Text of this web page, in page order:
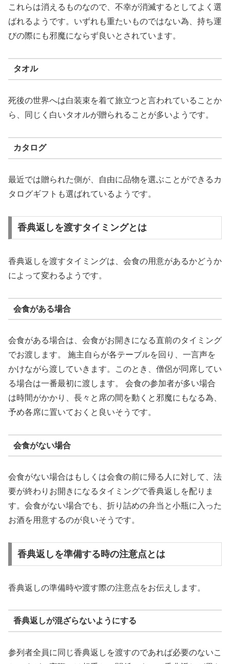
これらは消えるものなので、不幸が消滅するとしてよく選
ばれるようです。いずれも重たいものではない為、持ち運
びの際にも邪魔にならず良いとされています。
タオル
死後の世界へは白装束を着て旅立つと言われていることか
ら、同じく白いタオルが贈られることが多いようです。
カタログ
最近では贈られた側が、自由に品物を選ぶことができるカ
タログギフトも選ばれているようです。
香典返しを渡すタイミングとは
香典返しを渡すタイミングは、会食の用意があるかどうか
によって変わるようです。
会食がある場合
会食がある場合は、会食がお開きになる直前のタイミング
でお渡します。 施主自らが各テーブルを回り、一言声を
かけながら渡していきます。このとき、僧侶が同席してい
る場合は一番最初に渡します。 会食の参加者が多い場合
は時間がかかり、長々と席の間を動くと邪魔にもなる為、
予め各席に置いておくと良いそうです。
会食がない場合
会食がない場合はもしくは会食の前に帰る人に対して、法
要が終わりお開きになるタイミングで香典返しを配りま
す。会食がない場合でも、折り詰めの弁当と小瓶に入った
お酒を用意するのが良いそうです。
香典返しを準備する時の注意点とは
香典返しの準備時や渡す際の注意点をお伝えします。
香典返しが混ざらないようにする
参列者全員に同じ香典返しを渡すのであれば必要のないこ